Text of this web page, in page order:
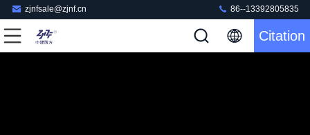
zjnfsale@zjnf.cn 86--13392805835
Citation